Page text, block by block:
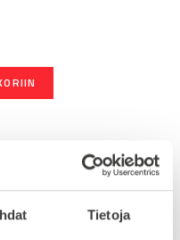
Tietoja
alle 1900mm.